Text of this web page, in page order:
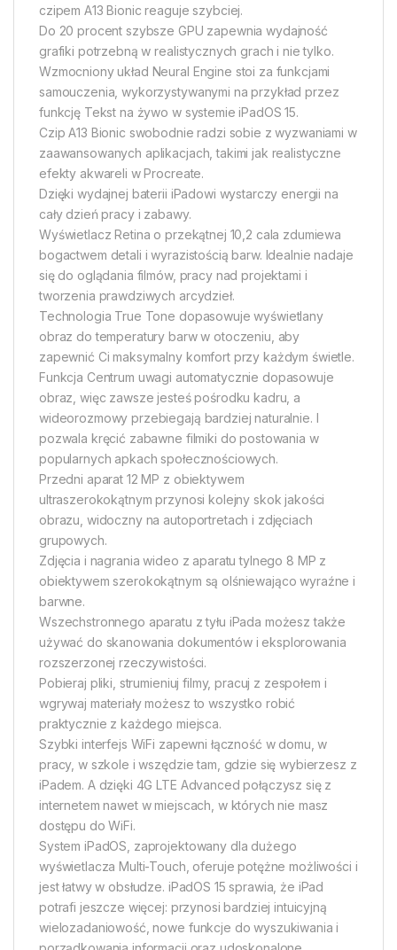
czipem A13 Bionic reaguje szybciej.
Do 20 procent szybsze GPU zapewnia wydajność
grafiki potrzebną w realistycznych grach i nie tylko.
Wzmocniony układ Neural Engine stoi za funkcjami
samouczenia, wykorzystywanymi na przykład przez
funkcję Tekst na żywo w systemie iPadOS 15.
Czip A13 Bionic swobodnie radzi sobie z wyzwaniami w
zaawansowanych aplikacjach, takimi jak realistyczne
efekty akwareli w Procreate.
Dzięki wydajnej baterii iPadowi wystarczy energii na
cały dzień pracy i zabawy.
Wyświetlacz Retina o przekątnej 10,2 cala zdumiewa
bogactwem detali i wyrazistością barw. Idealnie nadaje
się do oglądania filmów, pracy nad projektami i
tworzenia prawdziwych arcydzieł.
Technologia True Tone dopasowuje wyświetlany
obraz do temperatury barw w otoczeniu, aby
zapewnić Ci maksymalny komfort przy każdym świetle.
Funkcja Centrum uwagi automatycznie dopasowuje
obraz, więc zawsze jesteś pośrodku kadru, a
wideorozmowy przebiegają bardziej naturalnie. I
pozwala kręcić zabawne filmiki do postowania w
popularnych apkach społecznościowych.
Przedni aparat 12 MP z obiektywem
ultraszerokokątnym przynosi kolejny skok jakości
obrazu, widoczny na autoportretach i zdjęciach
grupowych.
Zdjęcia i nagrania wideo z aparatu tylnego 8 MP z
obiektywem szerokokątnym są olśniewająco wyraźne i
barwne.
Wszechstronnego aparatu z tyłu iPada możesz także
używać do skanowania dokumentów i eksplorowania
rozszerzonej rzeczywistości.
Pobieraj pliki, strumieniuj filmy, pracuj z zespołem i
wgrywaj materiały możesz to wszystko robić
praktycznie z każdego miejsca.
Szybki interfejs WiFi zapewni łączność w domu, w
pracy, w szkole i wszędzie tam, gdzie się wybierzesz z
iPadem. A dzięki 4G LTE Advanced połączysz się z
internetem nawet w miejscach, w których nie masz
dostępu do WiFi.
System iPadOS, zaprojektowany dla dużego
wyświetlacza Multi-Touch, oferuje potężne możliwości i
jest łatwy w obsłudze. iPadOS 15 sprawia, że iPad
potrafi jeszcze więcej: przynosi bardziej intuicyjną
wielozadaniowość, nowe funkcje do wyszukiwania i